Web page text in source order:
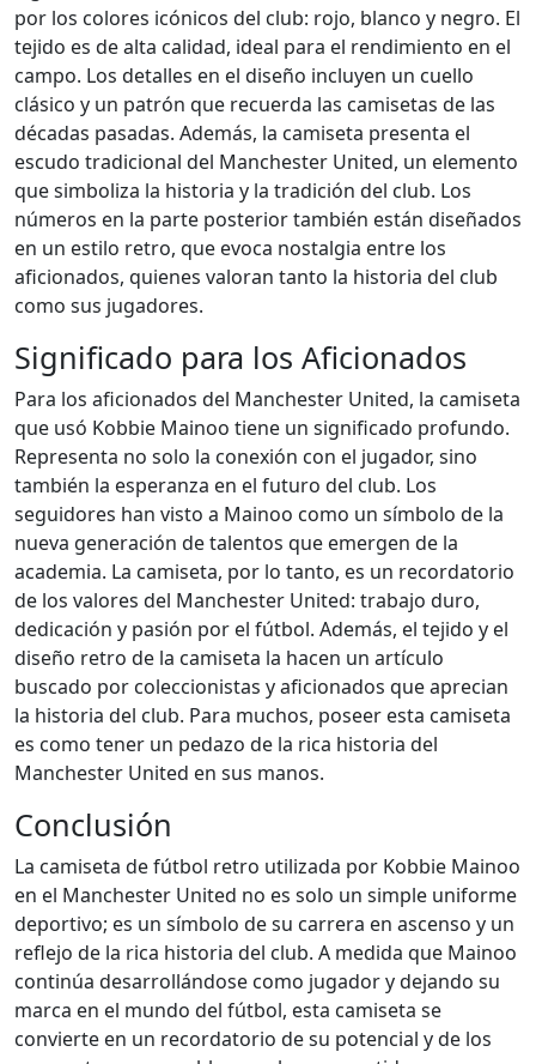
por los colores icónicos del club: rojo, blanco y negro. El
tejido es de alta calidad, ideal para el rendimiento en el
campo. Los detalles en el diseño incluyen un cuello
clásico y un patrón que recuerda las camisetas de las
décadas pasadas. Además, la camiseta presenta el
escudo tradicional del Manchester United, un elemento
que simboliza la historia y la tradición del club. Los
números en la parte posterior también están diseñados
en un estilo retro, que evoca nostalgia entre los
aficionados, quienes valoran tanto la historia del club
como sus jugadores.
Significado para los Aficionados
Para los aficionados del Manchester United, la camiseta
que usó Kobbie Mainoo tiene un significado profundo.
Representa no solo la conexión con el jugador, sino
también la esperanza en el futuro del club. Los
seguidores han visto a Mainoo como un símbolo de la
nueva generación de talentos que emergen de la
academia. La camiseta, por lo tanto, es un recordatorio
de los valores del Manchester United: trabajo duro,
dedicación y pasión por el fútbol. Además, el tejido y el
diseño retro de la camiseta la hacen un artículo
buscado por coleccionistas y aficionados que aprecian
la historia del club. Para muchos, poseer esta camiseta
es como tener un pedazo de la rica historia del
Manchester United en sus manos.
Conclusión
La camiseta de fútbol retro utilizada por Kobbie Mainoo
en el Manchester United no es solo un simple uniforme
deportivo; es un símbolo de su carrera en ascenso y un
reflejo de la rica historia del club. A medida que Mainoo
continúa desarrollándose como jugador y dejando su
marca en el mundo del fútbol, esta camiseta se
convierte en un recordatorio de su potencial y de los